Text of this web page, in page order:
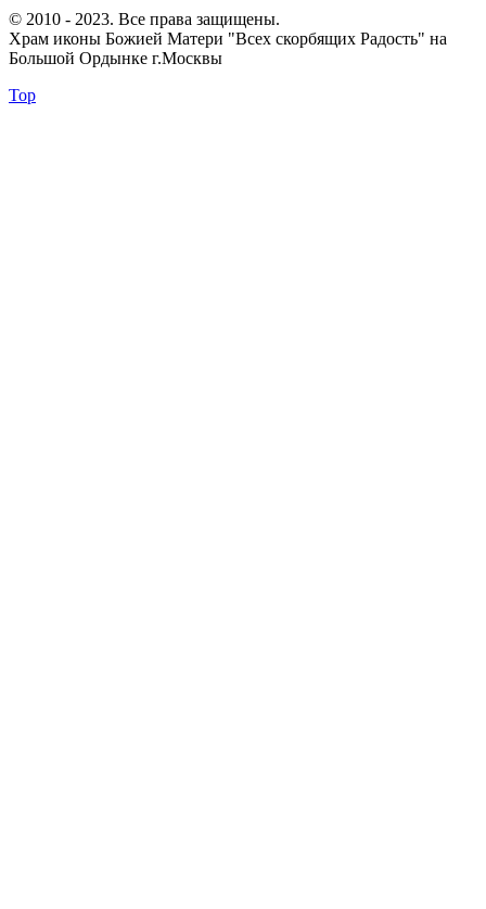
© 2010 - 2023. Все права защищены.
Храм иконы Божией Матери "Всех скорбящих Радость" на
Большой Ордынке г.Москвы
Top